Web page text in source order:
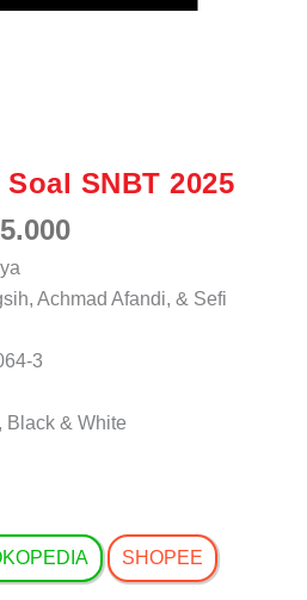
SNBT 2025
Harga
Rp25.000.
Achmad Afandi, & Sefi
3
Black & White
SHOPEE